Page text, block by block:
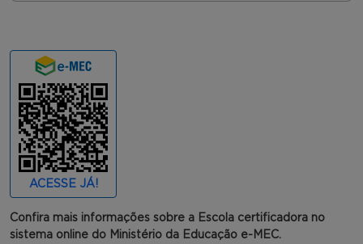
ACESSE JÁ!
Confira mais informações sobre a Escola certificadora no
sistema online do Ministério da Educação e-MEC.